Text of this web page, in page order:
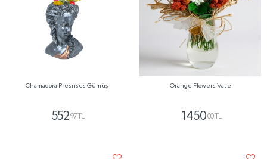
Chamadora Presnses Gümüş
552,97 TL
Orange Flowers Vase
1450,00 TL